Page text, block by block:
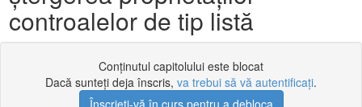
controalelor de tip listă
Conținutul capitolului este blocat
Dacă sunteți deja înscris, va trebui să vă autentificați.
Înscrieți-vă în curs pentru a debloca